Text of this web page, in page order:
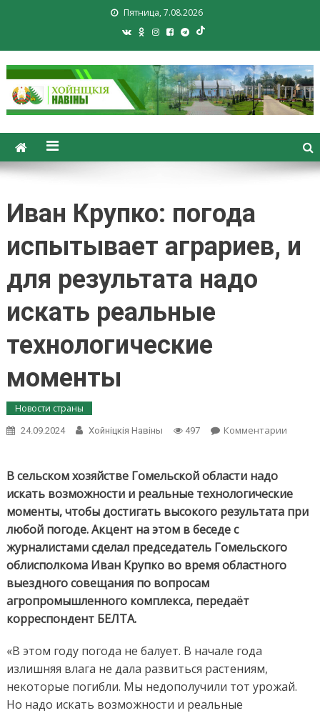
Пятница, 7.08.2026
Хойники. Хойнiцкiя навiны.
Новости Хойник. Районная
Иван Крупко: погода
испытывает аграриев, и
для результата надо
искать реальные
технологические
моменты
Новости страны
24.09.2024 Хойнiцкiя Навiны 497 Комментарииon
и
искать
В сельском хозяйстве Гомельской области надо
искать возможности и реальные технологические
моменты, чтобы достигать высокого результата при
любой погоде. Акцент на этом в беседе с
журналистами сделал председатель Гомельского
облисполкома Иван Крупко во время областного
выездного совещания по вопросам
агропромышленного комплекса, передаёт
корреспондент БЕЛТА.
«В этом году погода не балует. В начале года
излишняя влага не дала развиться растениям,
некоторые погибли. Мы недополучили тот урожай.
Но надо искать возможности и реальные